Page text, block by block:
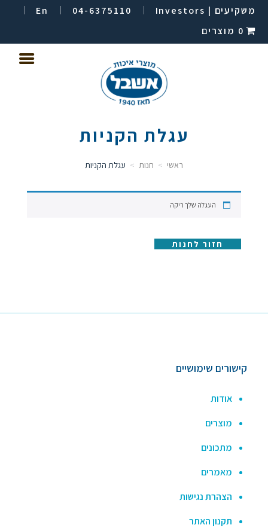
משקיעים | Investors 04-6375110
En
0 מוצרים
עגלת הקניות
ראשי חנות עגלת הקניות
העגלה שלך ריקה
חזור לחנות
קישורים שימושיים
אודות
מוצרים
מתכונים
מאמרים
הצהרת נגישות
תקנון האתר